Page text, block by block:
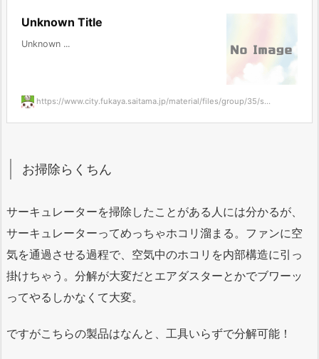
Unknown Title
Unknown ...
https://www.city.fukaya.saitama.jp/material/files/group/35/s...
お掃除らくちん
サーキュレーターを掃除したことがある人には分かるが、
サーキュレーターってめっちゃホコリ溜まる。ファンに空
気を通過させる過程で、空気中のホコリを内部構造に引っ
掛けちゃう。分解が大変だとエアダスターとかでブワーッ
ってやるしかなくて大変。
ですがこちらの製品はなんと、工具いらずで分解可能！